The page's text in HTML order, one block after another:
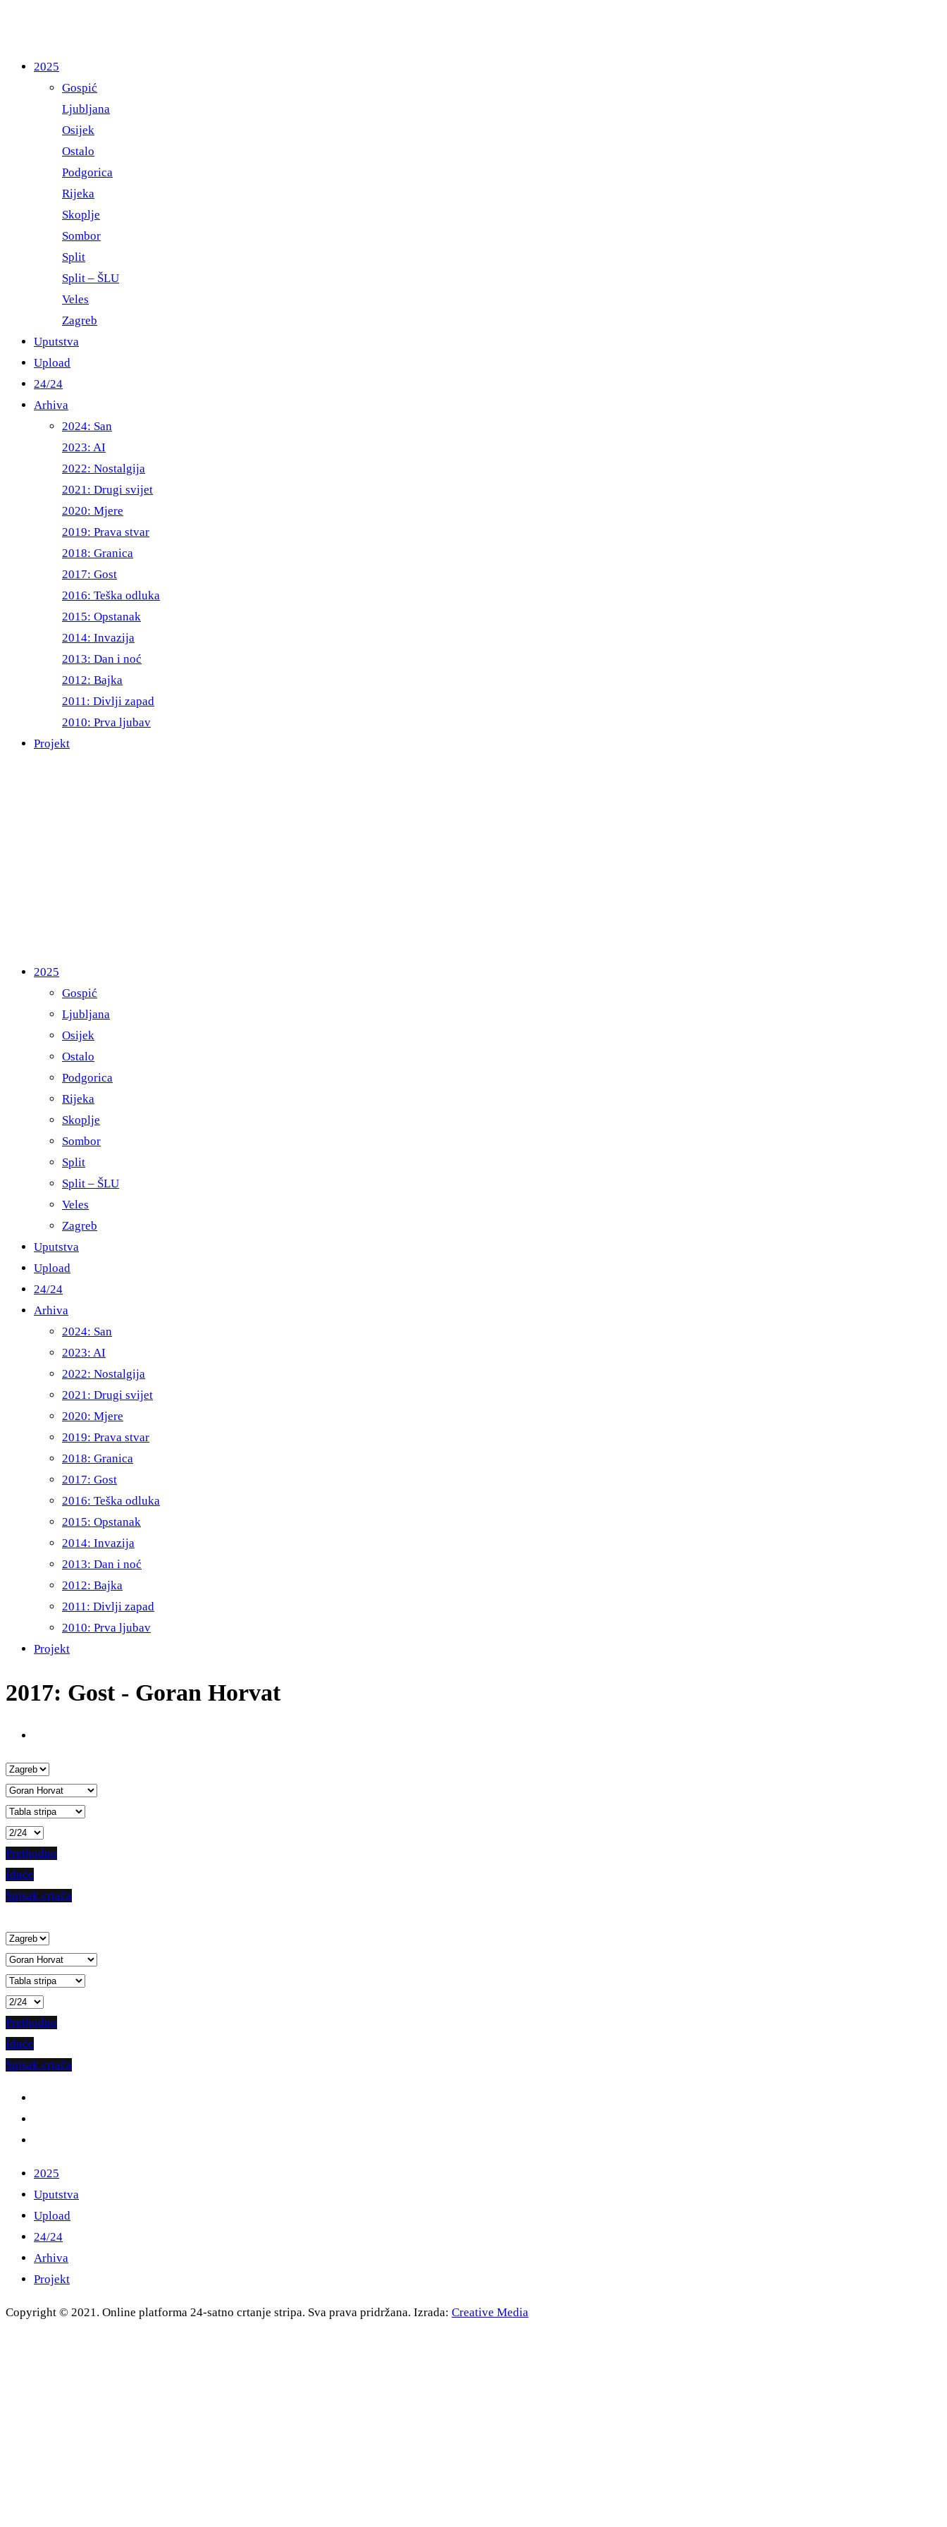
2025
Gospić
Ljubljana
Osijek
Ostalo
Podgorica
Rijeka
Skoplje
Sombor
Split
Split – ŠLU
Veles
Zagreb
Uputstva
Upload
24/24
Arhiva
2024: San
2023: AI
2022: Nostalgija
2021: Drugi svijet
2020: Mjere
2019: Prava stvar
2018: Granica
2017: Gost
2016: Teška odluka
2015: Opstanak
2014: Invazija
2013: Dan i noć
2012: Bajka
2011: Divlji zapad
2010: Prva ljubav
Projekt
2025
Gospić
Ljubljana
Osijek
Ostalo
Podgorica
Rijeka
Skoplje
Sombor
Split
Split – ŠLU
Veles
Zagreb
Uputstva
Upload
24/24
Arhiva
2024: San
2023: AI
2022: Nostalgija
2021: Drugi svijet
2020: Mjere
2019: Prava stvar
2018: Granica
2017: Gost
2016: Teška odluka
2015: Opstanak
2014: Invazija
2013: Dan i noć
2012: Bajka
2011: Divlji zapad
2010: Prva ljubav
Projekt
2017: Gost - Goran Horvat
Prethodno
Iduće
Spisak crtača
Prethodno
Iduće
Spisak crtača
2025
Uputstva
Upload
24/24
Arhiva
Projekt
Copyright © 2021. Online platforma 24-satno crtanje stripa. Sva prava pridržana. Izrada: Creative Media